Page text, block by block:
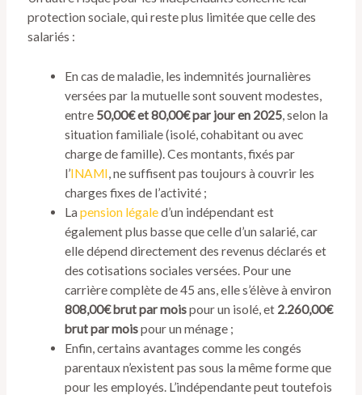
protection sociale, qui reste plus limitée que celle des
salariés :
En cas de maladie, les indemnités journalières
versées par la mutuelle sont souvent modestes,
entre 50,00€ et 80,00€ par jour en 2025, selon la
situation familiale (isolé, cohabitant ou avec
charge de famille). Ces montants, fixés par
l’INAMI, ne suffisent pas toujours à couvrir les
charges fixes de l’activité ;
Lapension légaled’un indépendant est
également plus basse que celle d’un salarié, car
elle dépend directement des revenus déclarés et
des cotisations sociales versées. Pour une
carrière complète de 45 ans, elle s’élève à environ
808,00€ brut par moispour un isolé, et 2.260,00€
brut par moispour un ménage ;
Enfin, certains avantages comme les congés
parentaux n’existent pas sous la même forme que
pour les employés. L’indépendante peut toutefois